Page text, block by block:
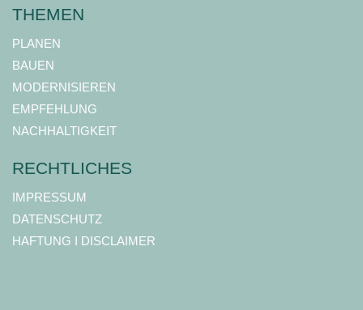
THEMEN
PLANEN
BAUEN
MODERNISIEREN
EMPFEHLUNG
NACHHALTIGKEIT
RECHTLICHES
IMPRESSUM
DATENSCHUTZ
HAFTUNG I DISCLAIMER